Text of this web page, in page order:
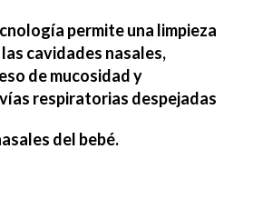
permite una limpieza
cavidades nasales,
de mucosidad y
respiratorias despejadas
del bebé.